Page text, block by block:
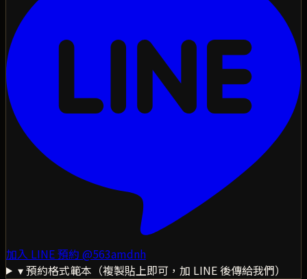
加入 LINE 預約 @563amdnh
▾ 預約格式範本（複製貼上即可，加 LINE 後傳給我們）